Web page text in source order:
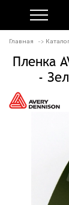
Главная
Пленка
-